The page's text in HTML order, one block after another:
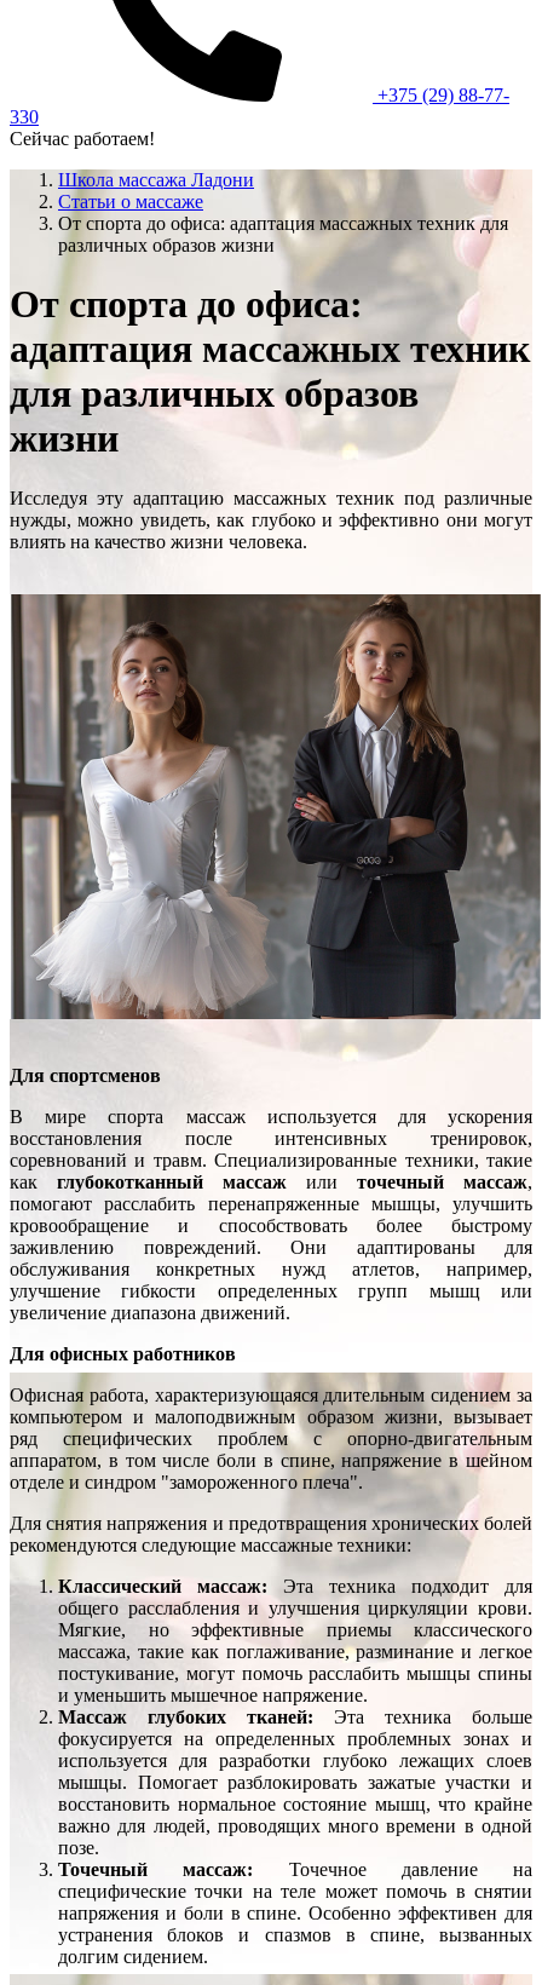
+375 (29) 88-77-
330
Сейчас работаем!
Школа массажа Ладони
Статьи о массаже
От спорта до офиса: адаптация массажных техник для
различных образов жизни
От спорта до офиса:
адаптация массажных техник
для различных образов
жизни
Исследуя эту адаптацию массажных техник под различные
нужды, можно увидеть, как глубоко и эффективно они могут
влиять на качество жизни человека.
Для спортсменов
В мире спорта массаж используется для ускорения
восстановления после интенсивных тренировок,
соревнований и травм. Специализированные техники, такие
как глубокотканный массаж или точечный массаж,
помогают расслабить перенапряженные мышцы, улучшить
кровообращение и способствовать более быстрому
заживлению повреждений. Они адаптированы для
обслуживания конкретных нужд атлетов, например,
улучшение гибкости определенных групп мышц или
увеличение диапазона движений.
Для офисных работников
Офисная работа, характеризующаяся длительным сидением за
компьютером и малоподвижным образом жизни, вызывает
ряд специфических проблем с опорно-двигательным
аппаратом, в том числе боли в спине, напряжение в шейном
отделе и синдром "замороженного плеча".
Для снятия напряжения и предотвращения хронических болей
рекомендуются следующие массажные техники:
Классический массаж: Эта техника подходит для
общего расслабления и улучшения циркуляции крови.
Мягкие, но эффективные приемы классического
массажа, такие как поглаживание, разминание и легкое
постукивание, могут помочь расслабить мышцы спины
и уменьшить мышечное напряжение.
Массаж глубоких тканей: Эта техника больше
фокусируется на определенных проблемных зонах и
используется для разработки глубоко лежащих слоев
мышцы. Помогает разблокировать зажатые участки и
восстановить нормальное состояние мышц, что крайне
важно для людей, проводящих много времени в одной
позе.
Точечный массаж: Точечное давление на
специфические точки на теле может помочь в снятии
напряжения и боли в спине. Особенно эффективен для
устранения блоков и спазмов в спине, вызванных
долгим сидением.